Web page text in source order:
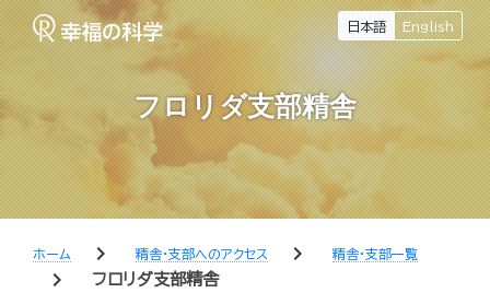
日本語 English
フロリダ支部精舎
ホーム chevron_right 精舎・支部へのアクセス chevron_right 精舎・支部一覧
chevron_right フロリダ支部精舎